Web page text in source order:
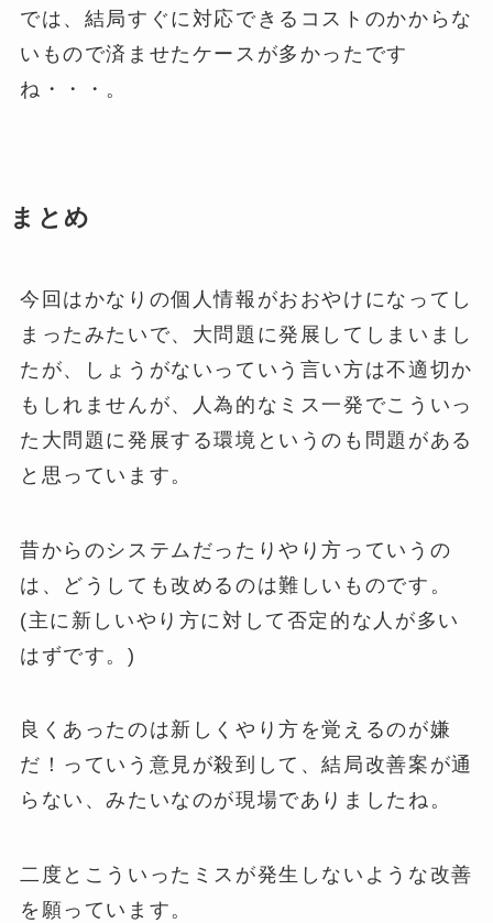
では、結局すぐに対応できるコストのかからな
いもので済ませたケースが多かったです
ね・・・。
まとめ
今回はかなりの個人情報がおおやけになってし
まったみたいで、大問題に発展してしまいまし
たが、しょうがないっていう言い方は不適切か
もしれませんが、人為的なミス一発でこういっ
た大問題に発展する環境というのも問題がある
と思っています。
昔からのシステムだったりやり方っていうの
は、どうしても改めるのは難しいものです。
(主に新しいやり方に対して否定的な人が多い
はずです。)
良くあったのは新しくやり方を覚えるのが嫌
だ！っていう意見が殺到して、結局改善案が通
らない、みたいなのが現場でありましたね。
二度とこういったミスが発生しないような改善
を願っています。